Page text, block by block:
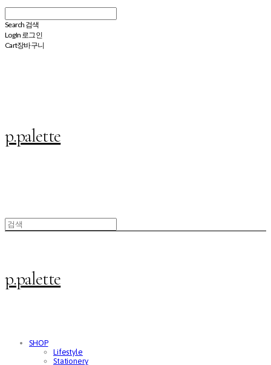
Search 검색
Log In 로그인
Cart장바구니
p.palette
p.palette
SHOP
Lifestyle
Stationery